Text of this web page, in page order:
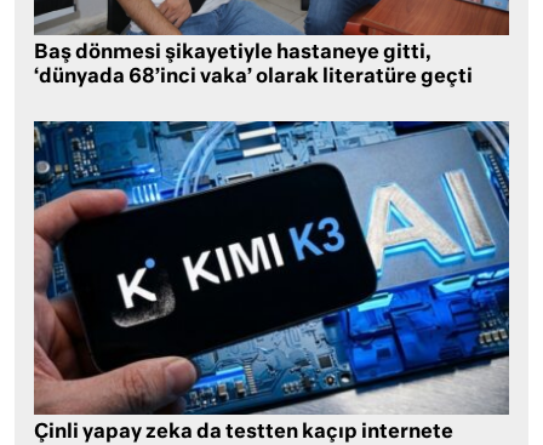
Baş dönmesi şikayetiyle hastaneye gitti,
‘dünyada 68’inci vaka’ olarak literatüre geçti
Çinli yapay zeka da testten kaçıp internete